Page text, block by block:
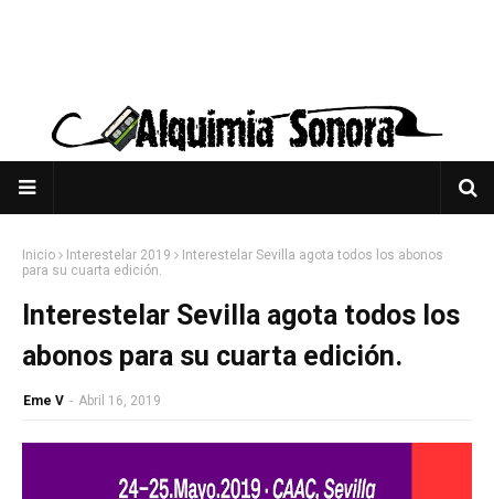
Inicio Interestelar 2019
Interestelar Sevilla agota todos los abonos
para su cuarta edición.
Interestelar Sevilla agota todos los
abonos para su cuarta edición.
Eme V - Abril 16, 2019